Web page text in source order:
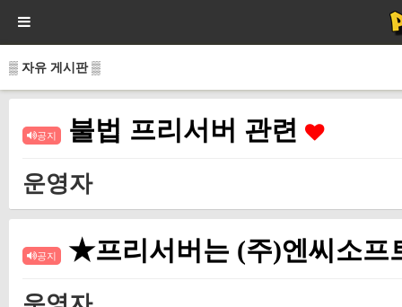
▒ 자유 게시판 ▒
공지 불법 프리서버 관련
운영자
공지 ★프리서버는 (주)엔씨소프